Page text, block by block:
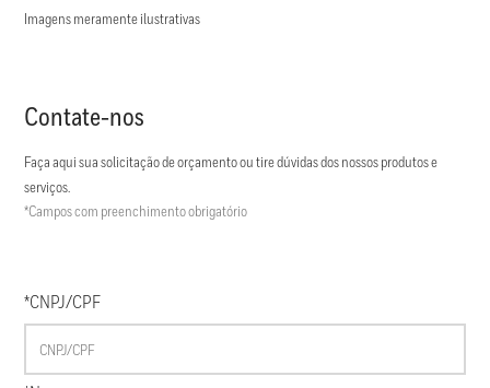
Imagens meramente ilustrativas
Contate-nos
Faça aqui sua solicitação de orçamento ou tire dúvidas dos nossos produtos e
serviços.
*Campos com preenchimento obrigatório
*CNPJ/CPF